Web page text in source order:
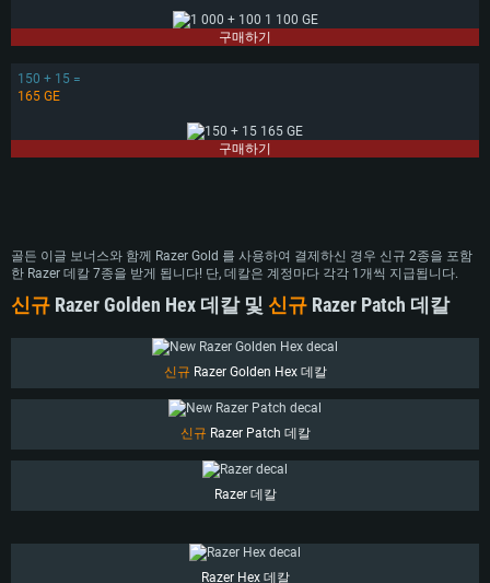
시스템 요구사항
PC
MAC
Linux
운영체제: Windows 10 (64 bit)
프로세서: 2.2 GHz 듀얼코어 이상
그래픽 카드: DirectX 11 이상을 지원하는 AMD Radeon 77XX / NVIDIA
GeForce GT 660. 최소 사양 해상도: 720p
네트워크: 브로드밴드 인터넷
여유 저장 공간: 22.1 GB (최소 클라이언트)
운영체제: Mac OS Big Sur 11.0
프로세서: 최소 2.2 GHz의 Core i5 (Intel Xeon 은 지원하지 않습니다)
그래픽 카드: Metal 을 지원하는 Intel Iris Pro 5200 (Mac), 혹은 이와 비슷한 성
능을 가지는 Mac 버전의 AMD/Nvidia. 최소 해상도: 720p
네트워크: 브로드밴드 인터넷
여유 저장 공간: 22.1 GB (최소 클라이언트)
운영체제: 64bit Linux 중 최신 버전
그래픽 카드: Vulkan 을 지원하고, 최신 그래픽 드라이버를 지원하는 NVIDIA
660 (6개월 미만) 혹은 그와 동급의 성능을 가지며 최신 그래픽 드라이버를 지
구매하기
150 + 15 =
165 GE
구매하기
골든 이글 보너스와 함께 Razer Gold 를 사용하여 결제하신 경우 신규 2종을 포함
한 Razer 데칼 7종을 받게 됩니다! 단, 데칼은 계정마다 각각 1개씩 지급됩니다.
신규 Razer Golden Hex 데칼 및 신규 Razer Patch 데칼
신규 Razer Golden Hex 데칼
신규 Razer Patch 데칼
Razer 데칼
Razer Hex 데칼